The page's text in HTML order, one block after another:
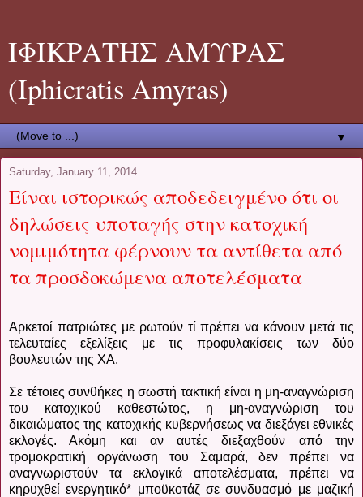
ΙΦΙΚΡΑΤΗΣ ΑΜΥΡΑΣ
(Iphicratis Amyras)
▼
Saturday, January 11, 2014
Είναι ιστορικώς αποδεδειγμένο ότι οι
δηλώσεις υποταγής στην κατοχική
νομιμότητα φέρνουν τα αντίθετα από
τα προσδοκώμενα αποτελέσματα
Αρκετοί πατριώτες με ρωτούν τί πρέπει να κάνουν μετά τις
τελευταίες εξελίξεις με τις προφυλακίσεις των δύο
βουλευτών της ΧΑ.
Σε τέτοιες συνθήκες η σωστή τακτική είναι η μη-αναγνώριση
του κατοχικού καθεστώτος, η μη-αναγνώριση του
δικαιώματος της κατοχικής κυβερνήσεως να διεξάγει εθνικές
εκλογές. Ακόμη και αν αυτές διεξαχθούν από την
τρομοκρατική οργάνωση του Σαμαρά, δεν πρέπει να
αναγνωριστούν τα εκλογικά αποτελέσματα, πρέπει να
κηρυχθεί ενεργητικό* μποϋκοτάζ σε συνδυασμό με μαζική